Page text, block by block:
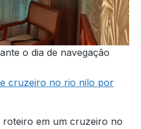
o dia de navegação
cruzeiro no rio nilo por
em um cruzeiro no